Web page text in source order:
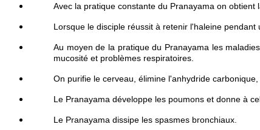
Avec la pratique constante du Pranayama on
Lorsque le disciple réussit à retenir l'haleine pendant
Au moyen de la pratique du Pranayama les
mucosité et problèmes respiratoires.
On purifie le cerveau, élimine l'anhydride
Le Pranayama développe les poumons et donne à
Le Pranayama dissipe les spasmes bronchiaux.